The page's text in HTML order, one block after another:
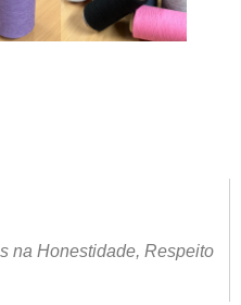
na Honestidade, Respeito